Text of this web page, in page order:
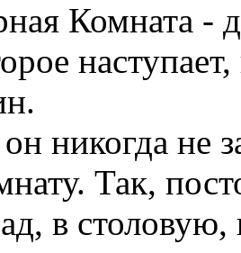
Комната -
никогда не
Так,
в